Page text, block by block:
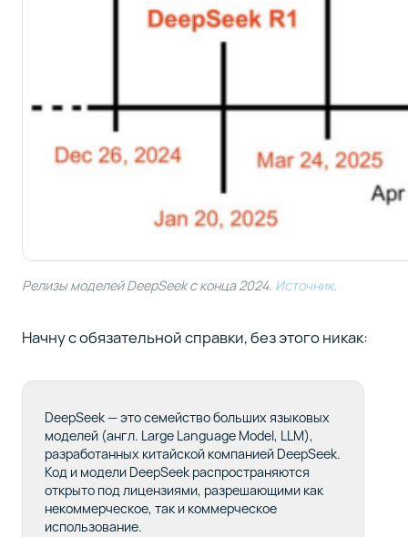
Релизы моделей DeepSeek c конца 2024. Источник.
Начну с обязательной справки, без этого никак:
DeepSeek — это семейство больших языковых
моделей (англ. Large Language Model, LLM),
разработанных китайской компанией DeepSeek.
Код и модели DeepSeek распространяются
открыто под лицензиями, разрешающими как
некоммерческое, так и коммерческое
использование.